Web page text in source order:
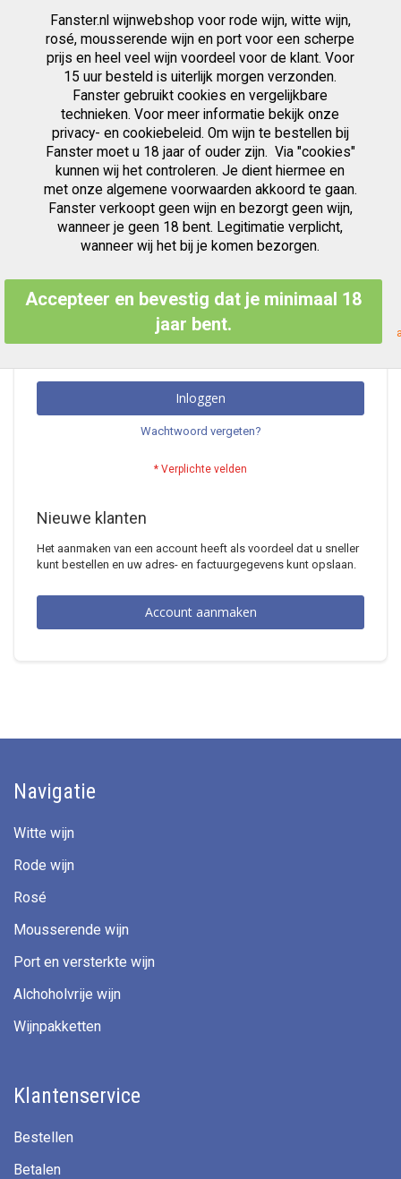
Fanster.nl wijnwebshop voor rode wijn, witte wijn,
rosé, mousserende wijn en port voor een scherpe
prijs en heel veel wijn voordeel voor de klant. Voor
15 uur besteld is uiterlijk morgen verzonden.
Fanster gebruikt cookies en vergelijkbare
technieken. Voor meer informatie bekijk onze
privacy- en cookiebeleid. Om wijn te bestellen bij
Fanster moet u 18 jaar of ouder zijn. Via "cookies"
kunnen wij het controleren. Je dient hiermee en
met onze algemene voorwaarden akkoord te gaan.
Fanster verkoopt geen wijn en bezorgt geen wijn,
wanneer je geen 18 bent. Legitimatie verplicht,
wanneer wij het bij je komen bezorgen.
Accepteer en bevestig dat je minimaal 18
jaar bent.
Zoek
inhoud
Klant Login
Geregistreerde Klanten
Als u een account hebt, meld u dan aan met uw e-mailadres.
E-mailadres
Inloggen
Wachtwoord vergeten?
Nieuwe klanten
Het aanmaken van een account heeft als voordeel dat u sneller
kunt bestellen en uw adres- en factuurgegevens kunt opslaan.
Account aanmaken
Navigatie
Witte wijn
Rode wijn
Rosé
Mousserende wijn
Port en versterkte wijn
Alchoholvrije wijn
Wijnpakketten
Klantenservice
Bestellen
Betalen